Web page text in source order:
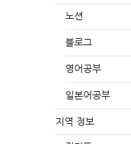
노션
블로그
영어공부
일본어공부
지역 정보